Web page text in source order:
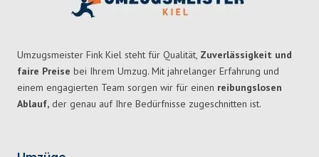
Umzugsmeister Fink Kiel steht für Qualität, Zuverlässigkeit und
faire Preise bei Ihrem Umzug. Mit jahrelanger Erfahrung und
einem engagierten Team sorgen wir für einen reibungslosen
Ablauf, der genau auf Ihre Bedürfnisse zugeschnitten ist.